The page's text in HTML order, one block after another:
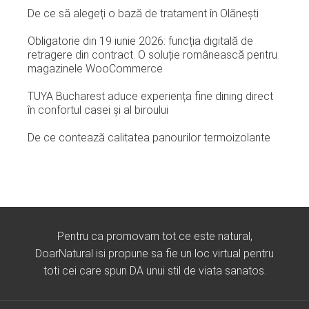
De ce să alegeți o bază de tratament în Olănești
Obligatorie din 19 iunie 2026: funcția digitală de
retragere din contract. O soluție românească pentru
magazinele WooCommerce
TUYA Bucharest aduce experiența fine dining direct
în confortul casei și al biroului
De ce contează calitatea panourilor termoizolante
Pentru ca promovam tot ce este natural,
DoarNatural isi propune sa fie un loc virtual pentru
toti cei care spun DA unui stil de viata sanatos.